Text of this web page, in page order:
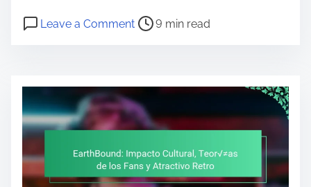
Leave a Commenton Stardew Valley: Técnicas de
Post read time 9 min read